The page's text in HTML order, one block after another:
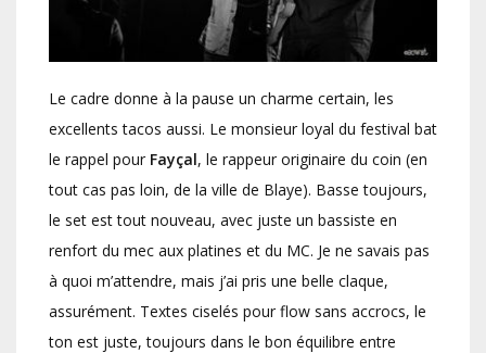
Le cadre donne à la pause un charme certain, les
excellents tacos aussi. Le monsieur loyal du festival bat
le rappel pour Fayçal, le rappeur originaire du coin (en
tout cas pas loin, de la ville de Blaye). Basse toujours,
le set est tout nouveau, avec juste un bassiste en
renfort du mec aux platines et du MC. Je ne savais pas
à quoi m’attendre, mais j’ai pris une belle claque,
assurément. Textes ciselés pour flow sans accrocs, le
ton est juste, toujours dans le bon équilibre entre